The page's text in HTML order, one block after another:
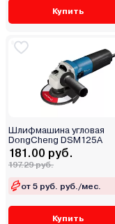
Купить
Шлифмашина угловая
DongCheng DSM125A
181.00 руб.
197.29 руб.
от 5 руб. руб./мес.
Купить